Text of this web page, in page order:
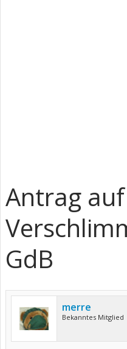
Antrag auf
GdB
merre
Bekanntes Mitglied